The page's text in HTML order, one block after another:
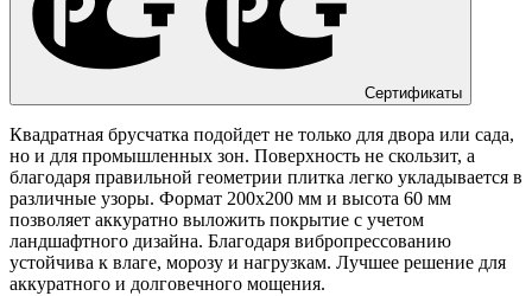
Сертификаты
Квадратная брусчатка подойдет не только для двора или сада,
но и для промышленных зон. Поверхность не скользит, а
благодаря правильной геометрии плитка легко укладывается в
различные узоры. Формат 200х200 мм и высота 60 мм
позволяет аккуратно выложить покрытие с учетом
ландшафтного дизайна. Благодаря вибропрессованию
устойчива к влаге, морозу и нагрузкам. Лучшее решение для
аккуратного и долговечного мощения.